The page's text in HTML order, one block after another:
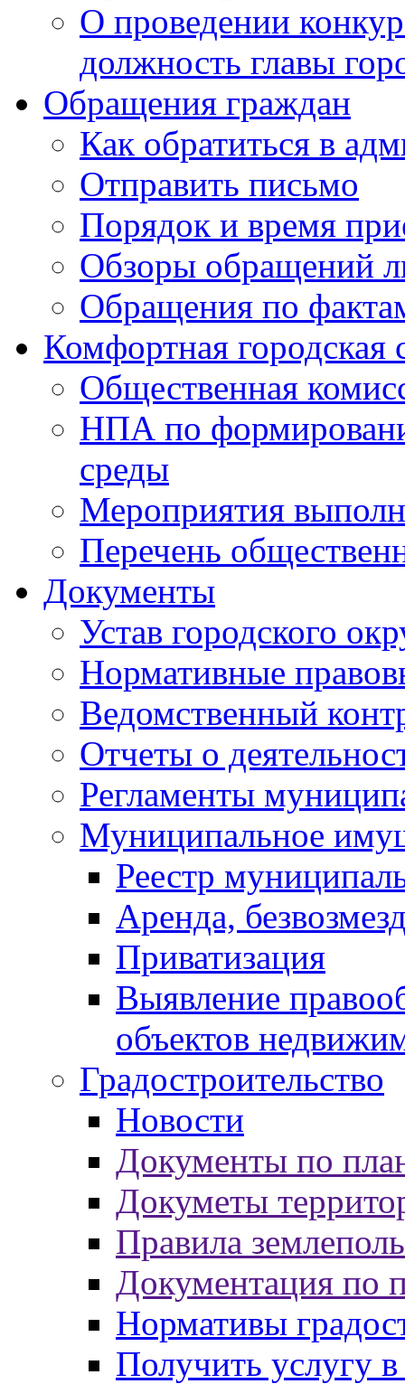
О проведении
должность главы
Обращения граждан
Как обратиться в
Отправить письмо
Порядок и время
Обзоры обращений
Обращения по
Комфортная городская
Общественная
НПА по
среды
Мероприятия
Перечень
Документы
Устав городского
Нормативные
Ведомственный
Отчеты о
Регламенты
Муниципальное
Реестр
Аренда,
Приватизация
Выявление
объектов
Градостроительство
Новости
Документы по
Докуметы
Правила
Документация по
Нормативы
Получить услугу в